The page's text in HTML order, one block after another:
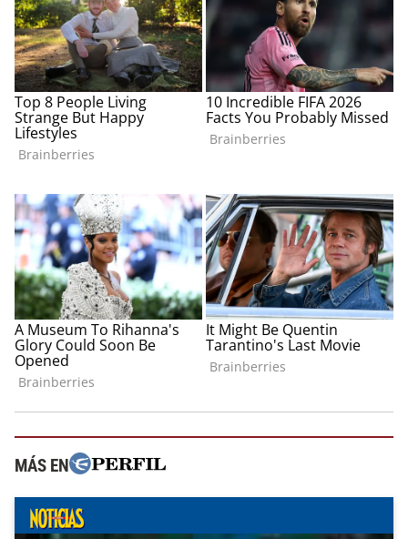
MÁS EN